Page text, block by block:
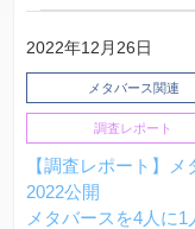
2022年12月26日
メタバース関連
調査レポート
【調査レポート】
2022公開
メタバースを4人に